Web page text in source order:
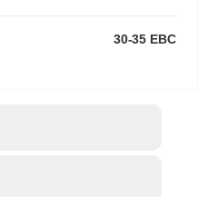
30-35 EBC